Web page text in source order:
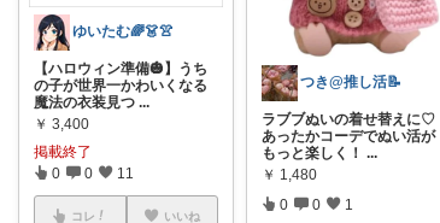
ゆいたむ🌈👗👚
【ハロウィン準備🎃】うち
の子が世界一かわいくなる
魔法の衣装見つ ...
￥ 3,400
掲載終了
0 0 11
コレ いいね
つき@推し活📝
ラブブぬいの着せ替えに♡
あったかコーデでぬい活が
もっと楽しく！ ...
￥ 1,480
0 0 1